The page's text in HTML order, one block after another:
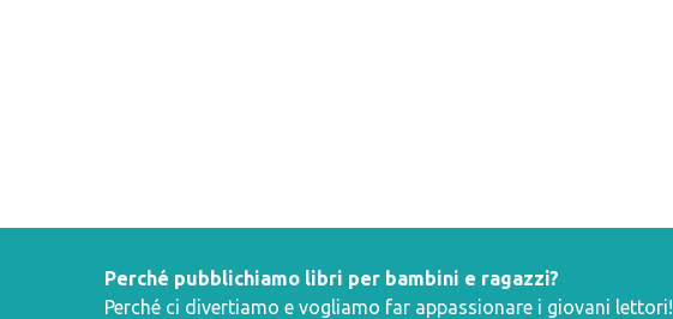
Perché pubblichiamo libri per bambini e ragazzi?
Perché ci divertiamo e vogliamo far appassionare i giovani lettori!